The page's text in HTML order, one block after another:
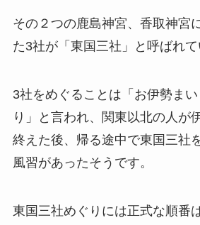
その２つの鹿島神宮、香取神宮
た3社が「東国三社」と呼ばれて
3社をめぐることは「お伊勢ま
り」と言われ、関東以北の人が
終えた後、帰る途中で東国三社
風習があったそうです。
東国三社めぐりには正式な順番